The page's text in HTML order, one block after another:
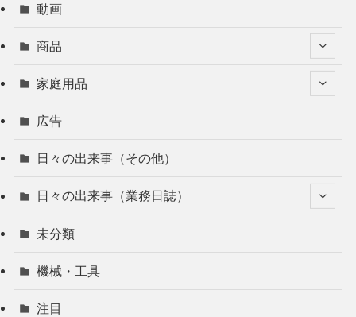
動画
商品
家庭用品
広告
日々の出来事（その他）
日々の出来事（業務日誌）
未分類
機械・工具
注目